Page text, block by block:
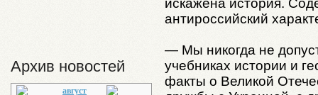
Архив новостей
август
искажена история.
антироссийский
— Мы никогда не
учебниках истории и
факты о Великой